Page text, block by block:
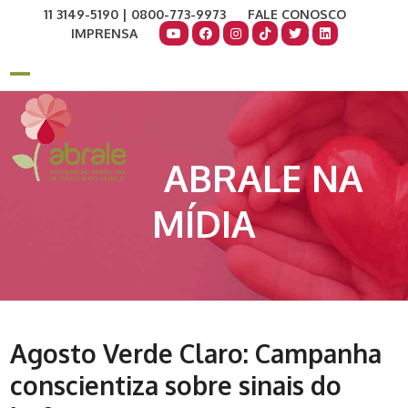
11 3149-5190 | 0800-773-9973
FALE CONOSCO
IMPRENSA
Open
mobile
menu
Close
mobile
menu
ABRALE NA
MÍDIA
Agosto Verde Claro: Campanha
conscientiza sobre sinais do